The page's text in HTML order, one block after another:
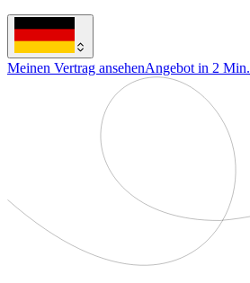
Meinen Vertrag ansehenAngebot in 2 Min.